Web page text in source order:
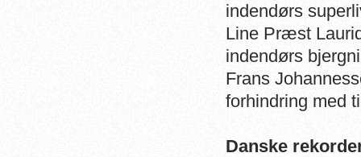
indendørs
Line Præst
indendørs
Frans
forhindring med
Danske